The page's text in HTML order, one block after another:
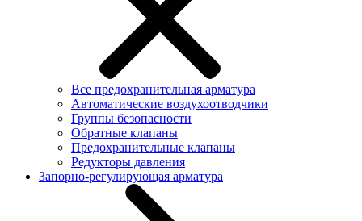
Все предохранительная арматура
Автоматические воздухоотводчики
Группы безопасности
Обратные клапаны
Предохранительные клапаны
Редукторы давления
Запорно-регулирующая арматура